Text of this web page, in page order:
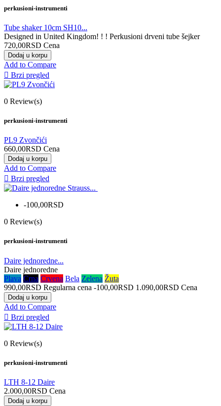
perkusioni-instrumenti
Tube shaker 10cm SH10...
Designed in United Kingdom! ! ! Perkusioni drveni tube šejker
720,00RSD Cena
Dodaj u korpu
Add to Compare
 Brzi pregled
0 Review(s)
perkusioni-instrumenti
PL9 Zvončići
660,00RSD Cena
Dodaj u korpu
Add to Compare
 Brzi pregled
-100,00RSD
0 Review(s)
perkusioni-instrumenti
Daire jednoredne...
Daire jednoredne
Plava Crna Crvena Bela Zelena Žuta
990,00RSD Regularna cena -100,00RSD 1.090,00RSD Cena
Dodaj u korpu
Add to Compare
 Brzi pregled
0 Review(s)
perkusioni-instrumenti
LTH 8-12 Daire
2.000,00RSD Cena
Dodaj u korpu